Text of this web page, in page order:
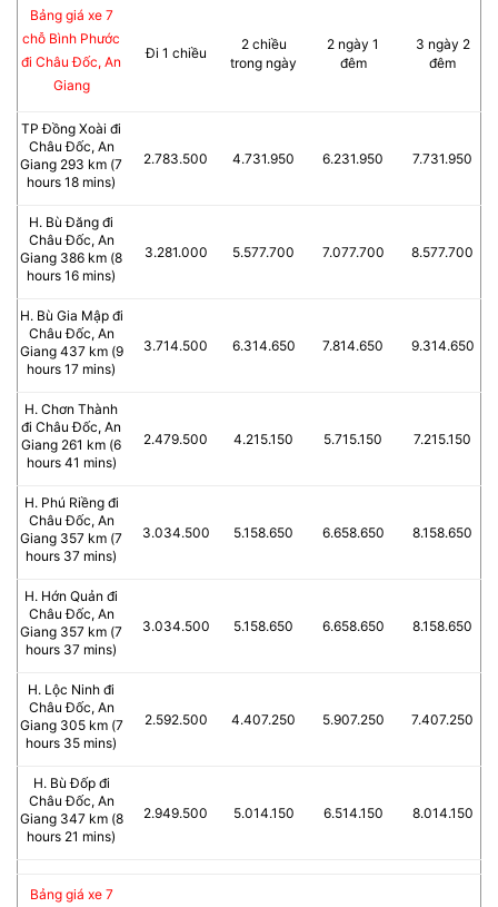
Bảng giá xe 7
chỗ Bình Phước
đi Châu Đốc, An
Giang
Đi 1 chiều
2 chiều
trong ngày
2 ngày 1
đêm
3 ngày 2
đêm
TP Đồng Xoài đi
Châu Đốc, An
Giang 293 km (7
hours 18 mins)
2.783.500 4.731.950 6.231.950 7.731.950
H. Bù Đăng đi
Châu Đốc, An
Giang 386 km (8
hours 16 mins)
3.281.000 5.577.700 7.077.700 8.577.700
H. Bù Gia Mập đi
Châu Đốc, An
Giang 437 km (9
hours 17 mins)
3.714.500 6.314.650 7.814.650 9.314.650
H. Chơn Thành
đi Châu Đốc, An
Giang 261 km (6
hours 41 mins)
2.479.500 4.215.150 5.715.150 7.215.150
H. Phú Riềng đi
Châu Đốc, An
Giang 357 km (7
hours 37 mins)
3.034.500 5.158.650 6.658.650 8.158.650
H. Hớn Quản đi
Châu Đốc, An
Giang 357 km (7
hours 37 mins)
3.034.500 5.158.650 6.658.650 8.158.650
H. Lộc Ninh đi
Châu Đốc, An
Giang 305 km (7
hours 35 mins)
2.592.500 4.407.250 5.907.250 7.407.250
H. Bù Đốp đi
Châu Đốc, An
Giang 347 km (8
hours 21 mins)
2.949.500 5.014.150 6.514.150 8.014.150
Bảng giá xe 7